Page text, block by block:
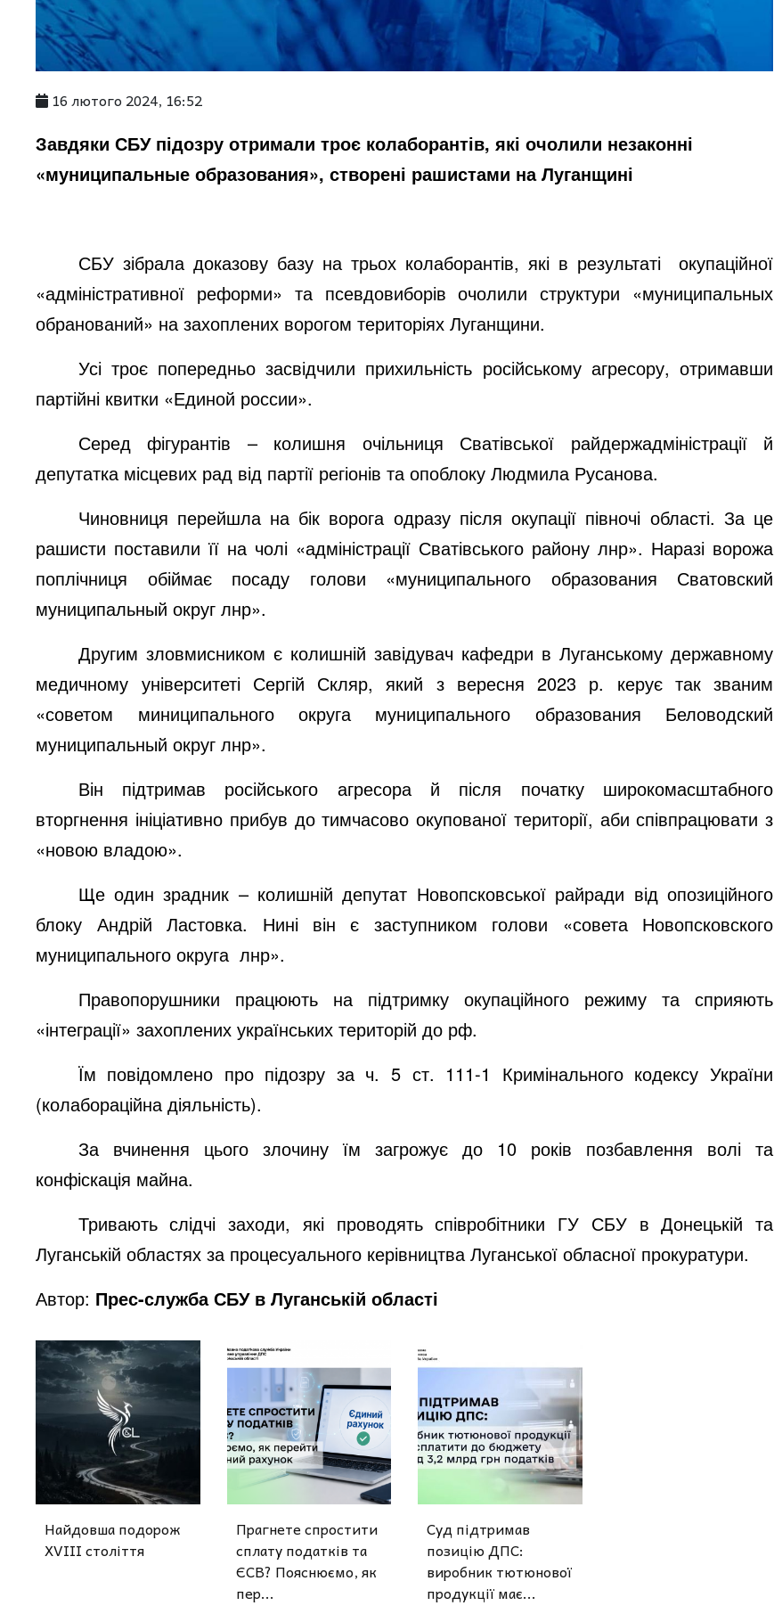
16 лютого 2024, 16:52
Завдяки СБУ підозру отримали троє колаборантів, які очолили незаконні
«муниципальные образования», створені рашистами на Луганщині
СБУ зібрала доказову базу на трьох колаборантів, які в результаті
окупаційної
«адміністративної реформи» та псевдовиборів очолили структури «муниципальных
обранований» на захоплених ворогом територіях Луганщини.
Усі троє попередньо засвідчили прихильність російському агресору, отримавши
партійні квитки «Единой россии».
Серед фігурантів – колишня очільниця Сватівської райдержадміністрації й
депутатка місцевих рад від партії регіонів та опоблоку Людмила Русанова.
Чиновниця перейшла на бік ворога одразу після окупації півночі області. За це
рашисти поставили її на чолі «адміністрації Сватівського району лнр». Наразі ворожа
поплічниця обіймає посаду голови «муниципального образования Сватовский
муниципальный округ лнр».
Другим зловмисником є колишній завідувач кафедри в Луганському державному
медичному університеті Сергій Скляр, який з вересня 2023 р. керує так званим
«советом миниципального округа муниципального образования Беловодский
муниципальный округ лнр».
Він підтримав російського агресора й після початку широкомасштабного
вторгнення ініціативно прибув до тимчасово окупованої території, аби співпрацювати з
«новою владою».
Ще один зрадник – колишній депутат Новопсковської райради від опозиційного
блоку Андрій Ластовка. Нині він є заступником голови «совета Новопсковского
муниципального округа лнр».
Правопорушники працюють на підтримку окупаційного режиму та сприяють
«інтеграції» захоплених українських територій до рф.
Їм повідомлено про підозру за ч. 5 ст. 111-1 Кримінального кодексу України
(колабораційна діяльність).
За вчинення цього злочину їм загрожує до 10 років позбавлення волі та
конфіскація майна.
Тривають слідчі заходи, які проводять співробітники ГУ СБУ в Донецькій та
Луганській областях за процесуального керівництва Луганської обласної прокуратури.
Автор: Прес-служба СБУ в Луганській області
Найдовша подорож
XVIII століття
Прагнете спростити
сплату податків та
ЄСВ? Пояснюємо, як
пер...
Суд підтримав
позицію ДПС:
виробник тютюнової
продукції має...